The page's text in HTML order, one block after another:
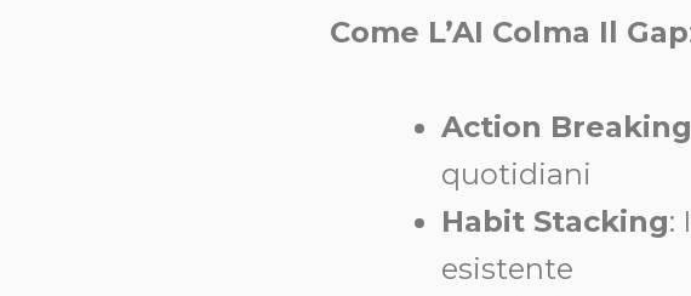
Come L’AI Colma Il Gap
Action Breaking
quotidiani
Habit Stacking:
esistente